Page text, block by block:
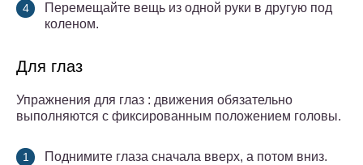
Перемещайте вещь из одной руки в другую под
коленом.
Для глаз
Упражнения для глаз : движения обязательно
выполняются с фиксированным положением головы.
Поднимите глаза сначала вверх, а потом вниз.